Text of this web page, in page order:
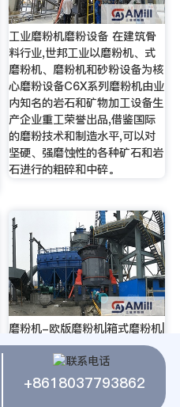
工业磨粉机磨粉设备 在建筑骨
料行业,世邦工业以磨粉机、式
磨粉机、磨粉机和砂粉设备为核
心磨粉设备C6X系列磨粉机由业
内知名的岩石和矿物加工设备生
产企业重工荣誉出品,借鉴国际
的磨粉技术和制造水平,可以对
坚硬、强磨蚀性的各种矿石和岩
石进行的粗碎和中碎。
磨粉机-欧版磨粉机|箱式磨粉机|
磨粉机-上海科利瑞 欧版磨粉机
专业提供商-上海科利瑞克，专
业提供磨粉机生产线，！：。
名 称： 认 证：工商信息已核实
+8618037793862